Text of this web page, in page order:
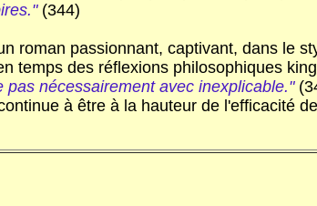
(344)
roman passionnant, captivant, dans le
temps des réflexions philosophiques
pas nécessairement avec inexplicable."
à être à la hauteur de l'efficacité